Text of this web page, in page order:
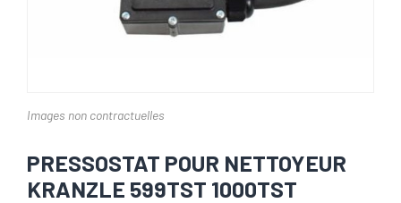
Images non contractuelles
PRESSOSTAT POUR NETTOYEUR
KRANZLE 599TST 1000TST